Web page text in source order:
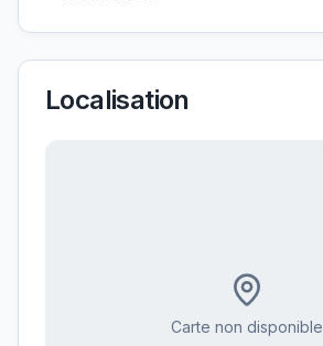
Localisation
Carte non disponible